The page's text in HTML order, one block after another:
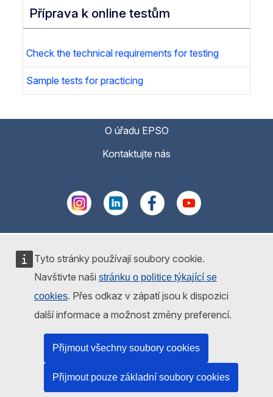
Tyto stránky používají soubory cookie.
Navštivte naši stránku o politice týkající se
cookies. Přes odkaz v zápatí jsou k dispozici
další informace a možnost změny preferencí.
Přijmout všechny soubory cookies
Přijmout pouze základní soubory cookies
Příprava k online testům
Check the technical requirements for testing
Sample tests for practicing
O úřadu EPSO
Kontaktujte nás